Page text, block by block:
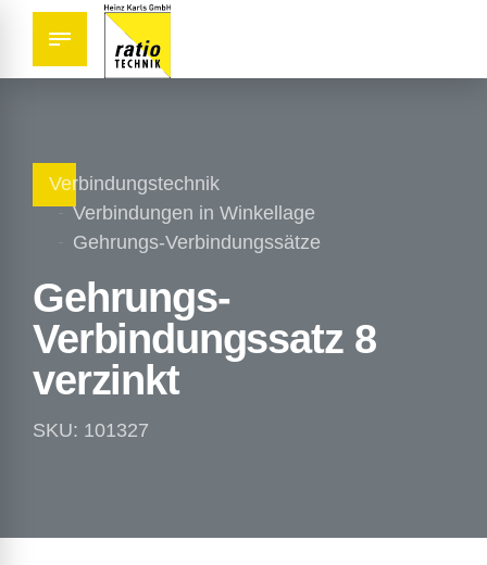
Verbindungstechnik
Verbindungen in Winkellage
Gehrungs-Verbindungssätze
Gehrungs-
Verbindungssatz 8
verzinkt
SKU: 101327